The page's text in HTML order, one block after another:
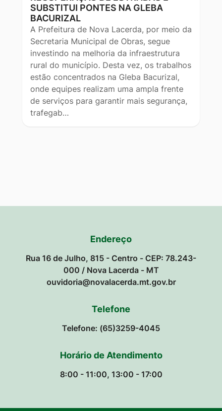
SUBSTITUI PONTES NA GLEBA
BACURIZAL
A Prefeitura de Nova Lacerda, por meio da
Secretaria Municipal de Obras, segue
investindo na melhoria da infraestrutura
rural do município. Desta vez, os trabalhos
estão concentrados na Gleba Bacurizal,
onde equipes realizam uma ampla frente
de serviços para garantir mais segurança,
trafegab…
Endereço
Rua 16 de Julho, 815 - Centro - CEP: 78.243-
000 / Nova Lacerda - MT
ouvidoria@novalacerda.mt.gov.br
Telefone
Telefone: (65)3259-4045
Horário de Atendimento
8:00 - 11:00, 13:00 - 17:00